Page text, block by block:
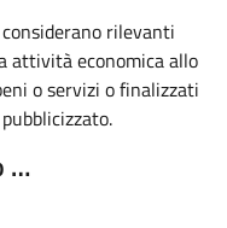
rilevanti
attività economica allo
o servizi o finalizzati
…